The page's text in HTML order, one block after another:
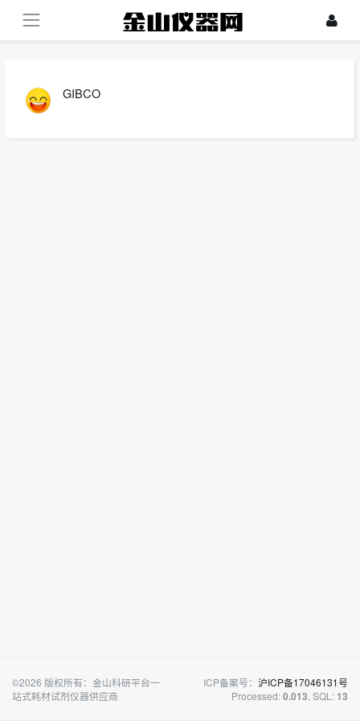
GIBCO
©2026 版权所有：金山科研平台一
站式耗材试剂仪器供应商
ICP备案号： 沪ICP备17046131号
Processed:0.013, SQL: 13